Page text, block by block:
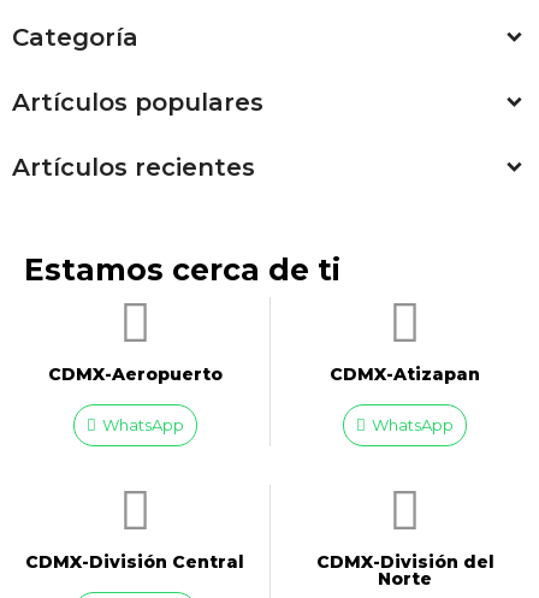
Categoría
Artículos populares
Artículos recientes
Estamos cerca de ti
CDMX-Aeropuerto​
WhatsApp
CDMX-Atizapan
WhatsApp
CDMX-División Central CDMX-División del
Norte